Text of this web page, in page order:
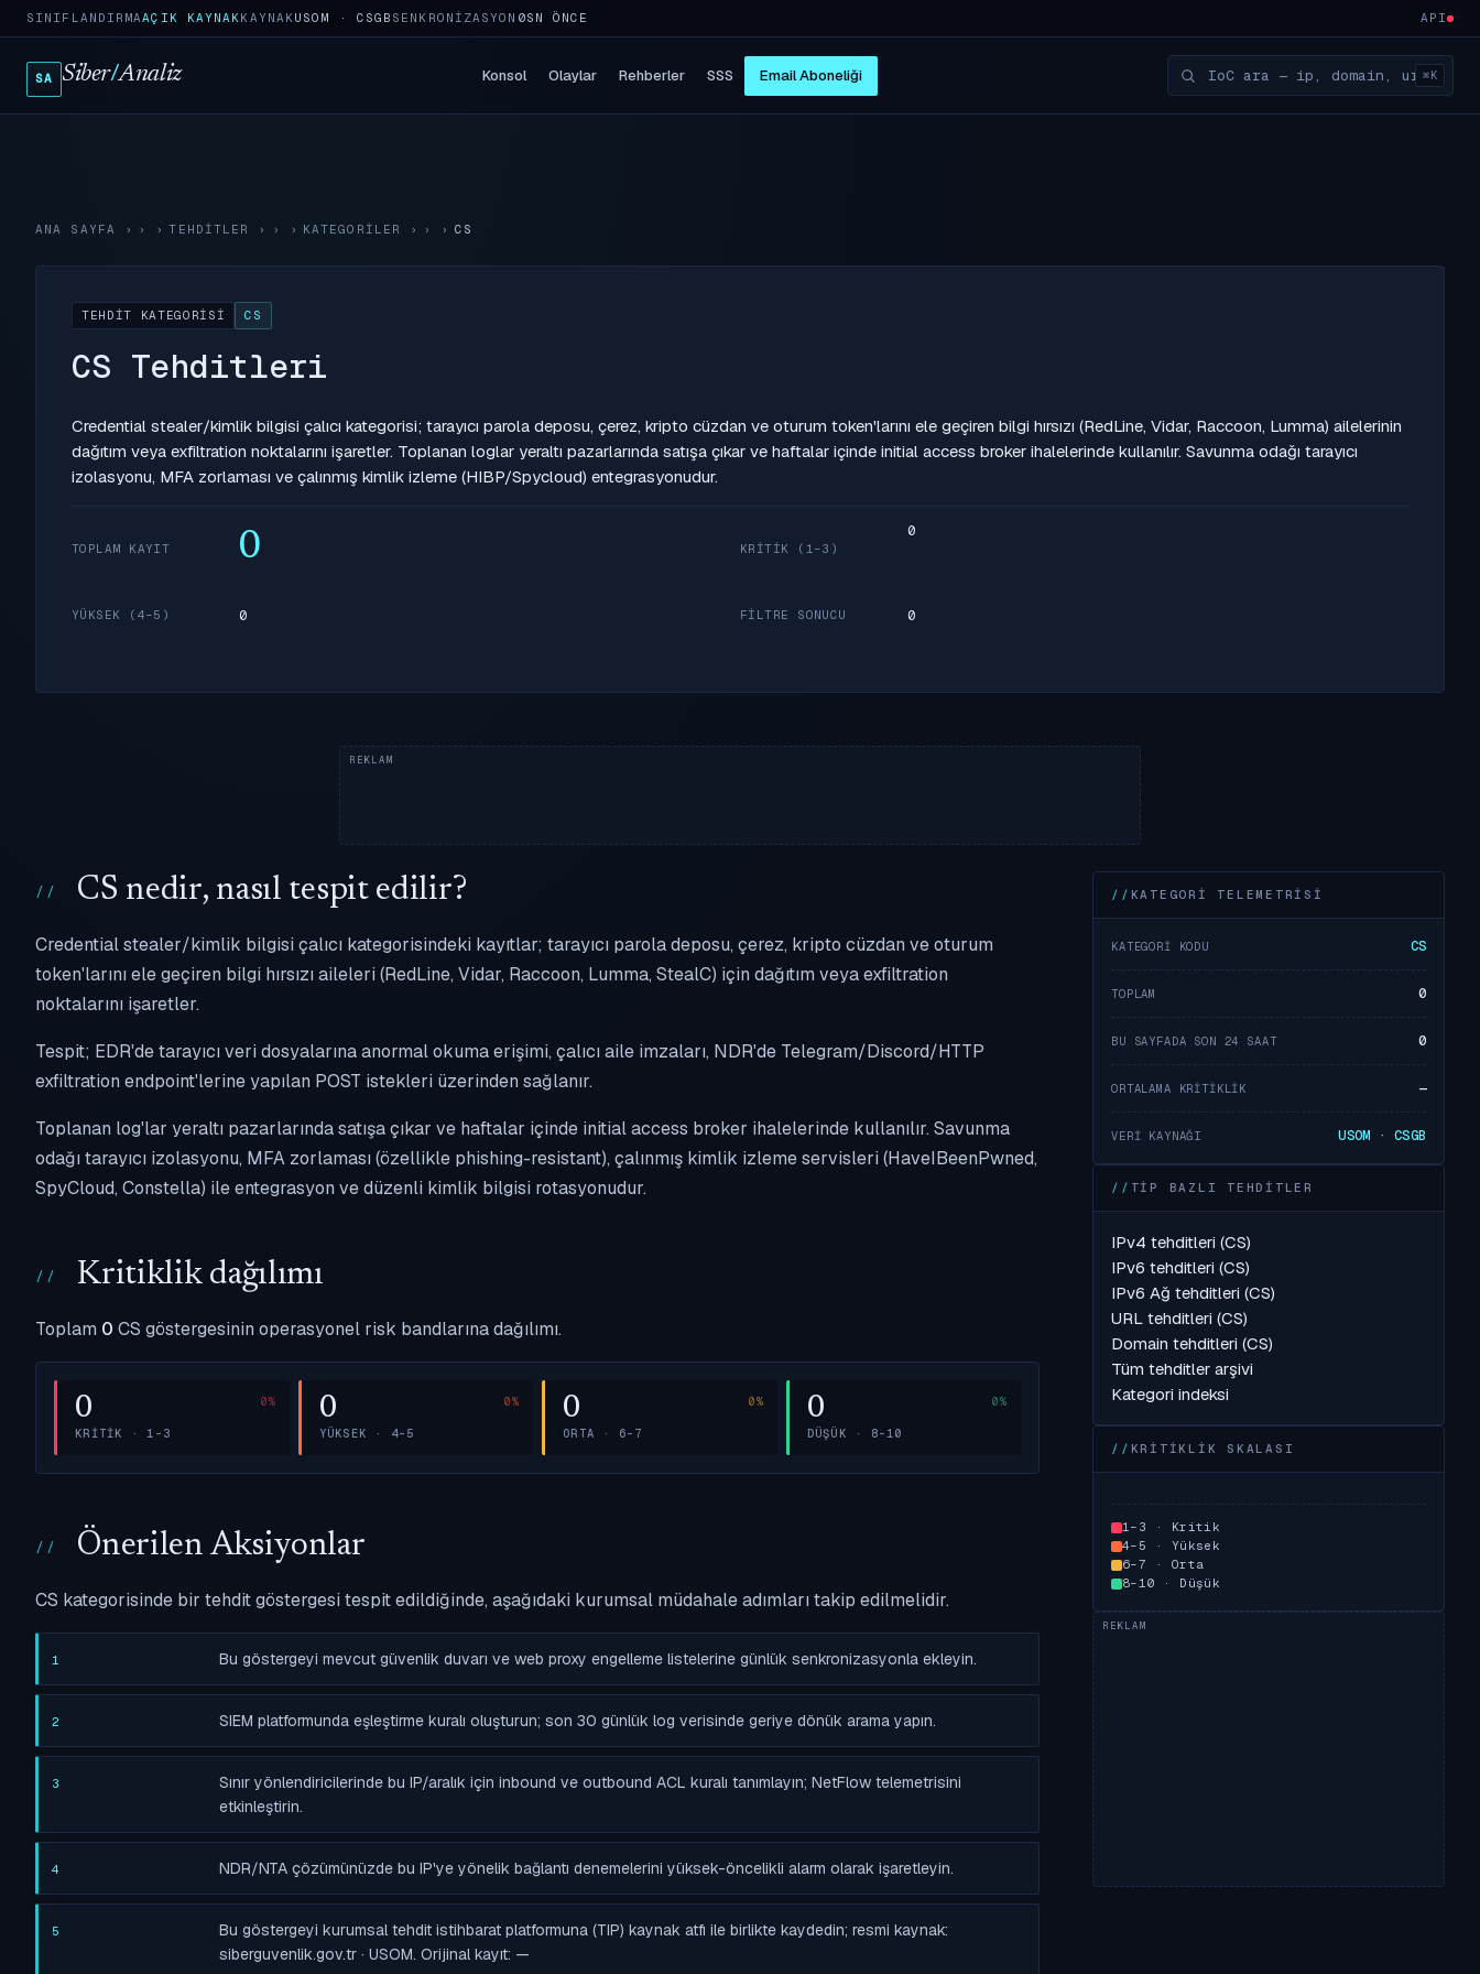
SINIFLANDIRMAAÇIK KAYNAKKAYNAKUSOM · CSGB SENKRONIZASYON 5SN ÖNCE API
SA Siber/Analiz Konsol Olaylar Rehberler SSS Email Aboneliği ⌘K
ANA SAYFA › TEHDITLER › KATEGORILER › CS
TEHDIT KATEGORISI CS
CS Tehditleri
Credential stealer/kimlik bilgisi çalıcı kategorisi; tarayıcı parola deposu, çerez, kripto cüzdan ve oturum token'larını ele geçiren bilgi hırsızı (RedLine, Vidar, Raccoon, Lumma) ailelerinin
dağıtım veya exfiltration noktalarını işaretler. Toplanan loglar yeraltı pazarlarında satışa çıkar ve haftalar içinde initial access broker ihalelerinde kullanılır. Savunma odağı tarayıcı
izolasyonu, MFA zorlaması ve çalınmış kimlik izleme (HIBP/Spycloud) entegrasyonudur.
TOPLAM KAYIT 0 KRITIK (1–3)
0
YÜKSEK (4–5) 0 FILTRE SONUCU 0
CS nedir, nasıl tespit edilir?
Credential stealer/kimlik bilgisi çalıcı kategorisindeki kayıtlar; tarayıcı parola deposu, çerez, kripto cüzdan ve oturum
token'larını ele geçiren bilgi hırsızı aileleri (RedLine, Vidar, Raccoon, Lumma, StealC) için dağıtım veya exfiltration
noktalarını işaretler.
Tespit; EDR'de tarayıcı veri dosyalarına anormal okuma erişimi, çalıcı aile imzaları, NDR'de Telegram/Discord/HTTP
exfiltration endpoint'lerine yapılan POST istekleri üzerinden sağlanır.
Toplanan log'lar yeraltı pazarlarında satışa çıkar ve haftalar içinde initial access broker ihalelerinde kullanılır. Savunma
odağı tarayıcı izolasyonu, MFA zorlaması (özellikle phishing-resistant), çalınmış kimlik izleme servisleri (HaveIBeenPwned,
SpyCloud, Constella) ile entegrasyon ve düzenli kimlik bilgisi rotasyonudur.
Kritiklik dağılımı
Toplam 0 CS göstergesinin operasyonel risk bandlarına dağılımı.
0
KRITIK · 1–3
0
YÜKSEK · 4–5
0
ORTA · 6–7
0
DÜŞÜK · 8–10
Önerilen Aksiyonlar
CS kategorisinde bir tehdit göstergesi tespit edildiğinde, aşağıdaki kurumsal müdahale adımları takip edilmelidir.
1 Bu göstergeyi mevcut güvenlik duvarı ve web proxy engelleme listelerine günlük senkronizasyonla ekleyin.
2 SIEM platformunda eşleştirme kuralı oluşturun; son 30 günlük log verisinde geriye dönük arama yapın.
3
Sınır yönlendiricilerinde bu IP/aralık için inbound ve outbound ACL kuralı tanımlayın; NetFlow telemetrisini
etkinleştirin.
4 NDR/NTA çözümünüzde bu IP'ye yönelik bağlantı denemelerini yüksek-öncelikli alarm olarak işaretleyin.
5
Bu göstergeyi kurumsal tehdit istihbarat platformuna (TIP) kaynak atfı ile birlikte kaydedin; resmi kaynak:
siberguvenlik.gov.tr · USOM. Orijinal kayıt: —
KATEGORI TELEMETRISI
KATEGORI KODU CS
TOPLAM 0
BU SAYFADA SON 24 SAAT 0
ORTALAMA KRITIKLIK —
VERI KAYNAĞI USOM · CSGB
TIP BAZLI TEHDITLER
IPv4 tehditleri (CS)
IPv6 tehditleri (CS)
IPv6 Ağ tehditleri (CS)
URL tehditleri (CS)
Domain tehditleri (CS)
Tüm tehditler arşivi
Kategori indeksi
KRITIKLIK SKALASI
1–3 · Kritik
4–5 · Yüksek
6–7 · Orta
8–10 · Düşük